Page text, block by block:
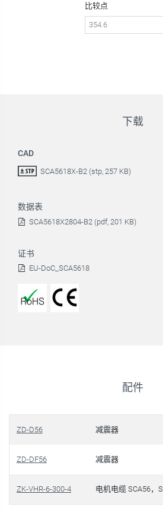
比较点
下载
CAD
SCA5618X-B2 (stp, 257 KB)
数据表
SCA5618X2804-B2 (pdf, 201 KB)
证书
EU-DoC_SCA5618
配件
ZD-D56 减震器
ZD-DF56 减震器
ZK-VHR-6-300-4 电机电缆 SCA56，